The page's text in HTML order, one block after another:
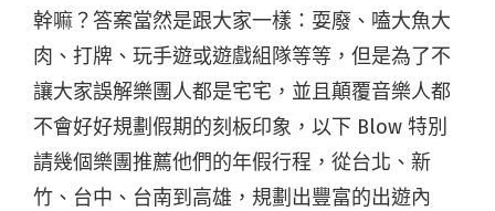
幹嘛？ 答案當然是跟大家一樣：耍廢、嗑大魚大
肉、打牌、玩手遊或遊戲組隊等等 ，但是為了不
讓大家誤解樂團人都是宅宅，並且顛覆音樂人都
不會好好規劃假期的刻板印象， 以下 Blow 特別
請幾個樂團推薦他們的年假行程，從台北、新
竹、台中、台南到高雄，規劃出豐富的出遊內